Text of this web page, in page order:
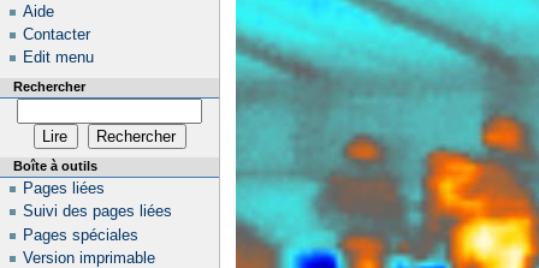
Aide
Contacter
Edit menu
Rechercher
Boîte à outils
Pages liées
Suivi des pages liées
Pages spéciales
Version imprimable